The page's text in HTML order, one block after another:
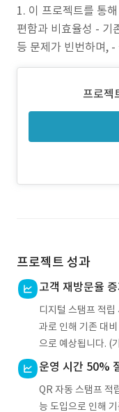
1. 이 프로젝트를 통
편함과 비효율성 - 기
등 문제가 빈번하며,
다. - 고객의 방문 기
관리 부재 - 종이 쿠
프로젝
프로젝트 성과
고객 재방문율
디지털 스탬프 적
과로 인해 기존 대
으로 예상됩니다. (
운영 시간 50%
QR 자동 스탬프 적
능 도입으로 인해